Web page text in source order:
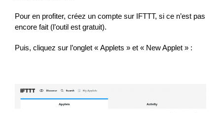
Pour en profiter, créez un compte sur IFTTT, si ce n’est pas
encore fait (l’outil est gratuit).
Puis, cliquez sur l’onglet « Applets » et « New Applet » :